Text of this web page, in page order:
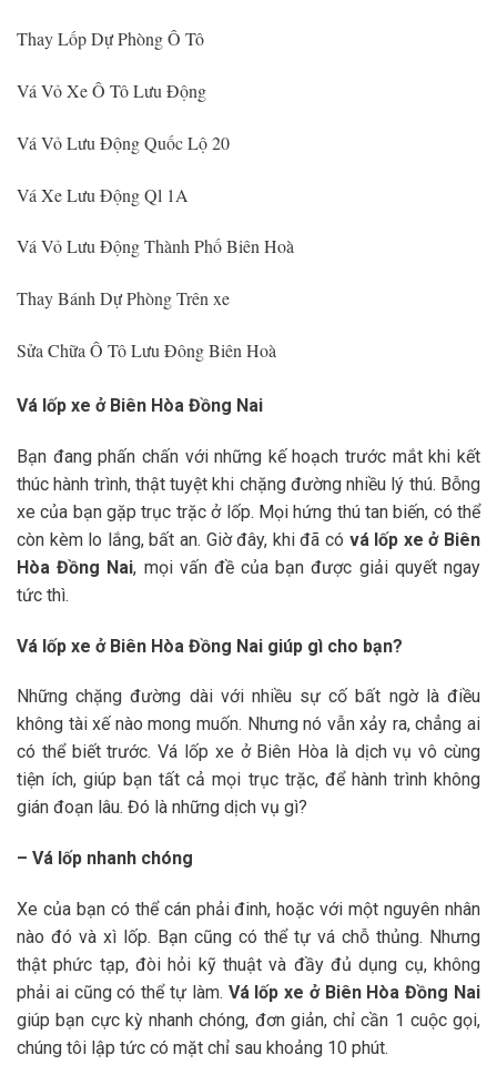
Thay Lốp Dự Phòng Ô Tô
Vá Vỏ Xe Ô Tô Lưu Động
Vá Vỏ Lưu Động Quốc Lộ 20
Vá Xe Lưu Động Ql 1A
Vá Vỏ Lưu Động Thành Phố Biên Hoà
Thay Bánh Dự Phòng Trên xe
Sửa Chữa Ô Tô Lưu Đông Biên Hoà
Vá lốp xe ở Biên Hòa Đồng Nai
Bạn đang phấn chấn với những kế hoạch trước mắt khi kết
thúc hành trình, thật tuyệt khi chặng đường nhiều lý thú. Bỗng
xe của bạn gặp trục trặc ở lốp. Mọi hứng thú tan biến, có thể
còn kèm lo lắng, bất an. Giờ đây, khi đã có vá lốp xe ở Biên
Hòa Đồng Nai, mọi vấn đề của bạn được giải quyết ngay
tức thì.
Vá lốp xe ở Biên Hòa Đồng Nai giúp gì cho bạn?
Những chặng đường dài với nhiều sự cố bất ngờ là điều
không tài xế nào mong muốn. Nhưng nó vẫn xảy ra, chẳng ai
có thể biết trước. Vá lốp xe ở Biên Hòa là dịch vụ vô cùng
tiện ích, giúp bạn tất cả mọi trục trặc, để hành trình không
gián đoạn lâu. Đó là những dịch vụ gì?
– Vá lốp nhanh chóng
Xe của bạn có thể cán phải đinh, hoặc với một nguyên nhân
nào đó và xì lốp. Bạn cũng có thể tự vá chỗ thủng. Nhưng
thật phức tạp, đòi hỏi kỹ thuật và đầy đủ dụng cụ, không
phải ai cũng có thể tự làm. Vá lốp xe ở Biên Hòa Đồng Nai
giúp bạn cực kỳ nhanh chóng, đơn giản, chỉ cần 1 cuộc gọi,
chúng tôi lập tức có mặt chỉ sau khoảng 10 phút.